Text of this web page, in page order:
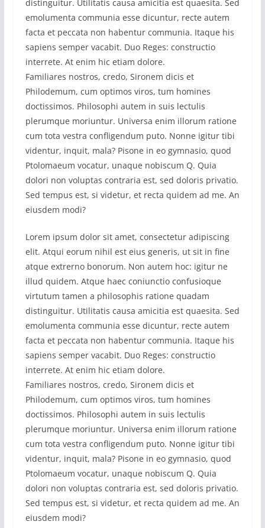
distinguitur. Utilitatis causa amicitia est quaesita. Sed
emolumenta communia esse dicuntur, recte autem
facta et peccata non habentur communia. Itaque his
sapiens semper vacabit. Duo Reges: constructio
interrete. At enim hic etiam dolore.
Familiares nostros, credo, Sironem dicis et
Philodemum, cum optimos viros, tum homines
doctissimos. Philosophi autem in suis lectulis
plerumque moriuntur. Universa enim illorum ratione
cum tota vestra confligendum puto. Nonne igitur tibi
videntur, inquit, mala? Pisone in eo gymnasio, quod
Ptolomaeum vocatur, unaque nobiscum Q. Quia
dolori non voluptas contraria est, sed doloris privatio.
Sed tempus est, si videtur, et recta quidem ad me. An
eiusdem modi?
Lorem ipsum dolor sit amet, consectetur adipiscing
elit. Atqui eorum nihil est eius generis, ut sit in fine
atque extrerno bonorum. Non autem hoc: igitur ne
illud quidem. Atque haec coniunctio confusioque
virtutum tamen a philosophis ratione quadam
distinguitur. Utilitatis causa amicitia est quaesita. Sed
emolumenta communia esse dicuntur, recte autem
facta et peccata non habentur communia. Itaque his
sapiens semper vacabit. Duo Reges: constructio
interrete. At enim hic etiam dolore.
Familiares nostros, credo, Sironem dicis et
Philodemum, cum optimos viros, tum homines
doctissimos. Philosophi autem in suis lectulis
plerumque moriuntur. Universa enim illorum ratione
cum tota vestra confligendum puto. Nonne igitur tibi
videntur, inquit, mala? Pisone in eo gymnasio, quod
Ptolomaeum vocatur, unaque nobiscum Q. Quia
dolori non voluptas contraria est, sed doloris privatio.
Sed tempus est, si videtur, et recta quidem ad me. An
eiusdem modi?